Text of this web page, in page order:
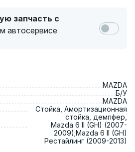
запчасть с
автосервисе
MAZDA
Б/У
MAZDA
Стойка, Амортизационная
стойка, демпфер,
Mazda 6 II (GH) (2007-
2009);Mazda 6 II (GH)
Рестайлинг (2009-2013)